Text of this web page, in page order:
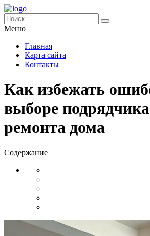
Меню
Главная
Карта сайта
Контакты
Как избежать
выборе
ремонта дома
Содержание